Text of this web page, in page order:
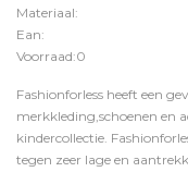
Materiaal:
Ean:
Voorraad:0
Fashionforless heeft een
merkkleding,schoenen en
kindercollectie.
tegen zeer lage en